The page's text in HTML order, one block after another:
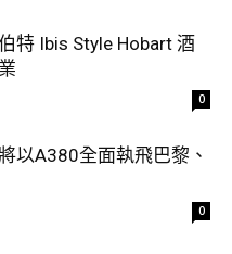
特 Ibis Style Hobart 酒
0
以A380全面執飛巴黎、
0